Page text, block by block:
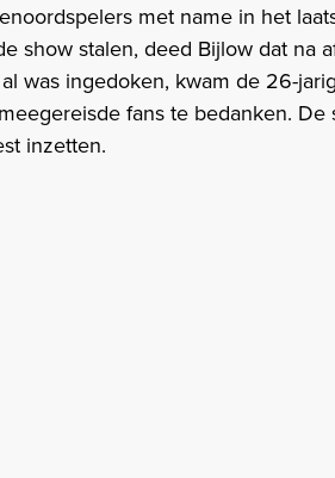
met name in het
show stalen, deed Bijlow dat na
was ingedoken, kwam de 26-
fans te bedanken.
inzetten.